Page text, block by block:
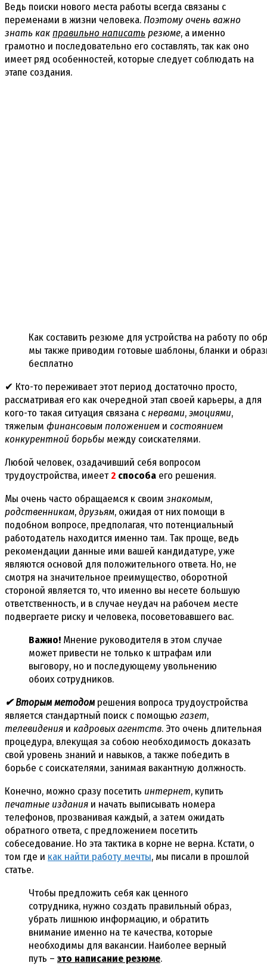
Ведь поиски нового места работы всегда связаны с
переменами в жизни человека. Поэтому очень важно
знать какправильно написатьрезюме, а именно
грамотно и последовательно его составлять, так как оно
имеет ряд особенностей, которые следует соблюдать на
этапе создания.
Как составить резюме для устройства на работу по
мы также приводим готовые шаблоны, бланки и
бесплатно
✔ Кто-то переживает этот период достаточно просто,
рассматривая его как очередной этап своей карьеры, а для
кого-то такая ситуация связана снервами,эмоциями,
тяжелым финансовым положением и состоянием
конкурентной борьбы между соискателями.
Любой человек, озадачивший себя вопросом
трудоустройства, имеет2 способа его решения.
Мы очень часто обращаемся к своим знакомым,
родственникам,друзьям, ожидая от них помощи в
подобном вопросе, предполагая, что потенциальный
работодатель находится именно там. Так проще, ведь
рекомендации данные ими вашей кандидатуре, уже
являются основой для положительного ответа. Но, не
смотря на значительное преимущество, оборотной
стороной является то, что именно вы несете большую
ответственность, и в случае неудач на рабочем месте
подвергаете риску и человека, посоветовавшего вас.
Важно! Мнение руководителя в этом случае
может привести не только к штрафам или
выговору, но и последующему увольнению
обоих сотрудников.
✔ Вторым методом решения вопроса трудоустройства
является стандартный поиск с помощью газет,
телевидения и кадровых агентств. Это очень длительная
процедура, влекущая за собою необходимость доказать
свой уровень знаний и навыков, а также победить в
борьбе с соискателями, занимая вакантную должность.
Конечно, можно сразу посетить интернет, купить
печатные издания и начать выписывать номера
телефонов, прозванивая каждый, а затем ожидать
обратного ответа, с предложением посетить
собеседование. Но эта тактика в корне не верна. Кстати, о
том где и как найти работу мечты, мы писали в прошлой
статье.
Чтобы предложить себя как ценного
сотрудника, нужно создать правильный образ,
убрать лишнюю информацию, и обратить
внимание именно на те качества, которые
необходимы для вакансии. Наиболее верный
путь – это написание резюме.